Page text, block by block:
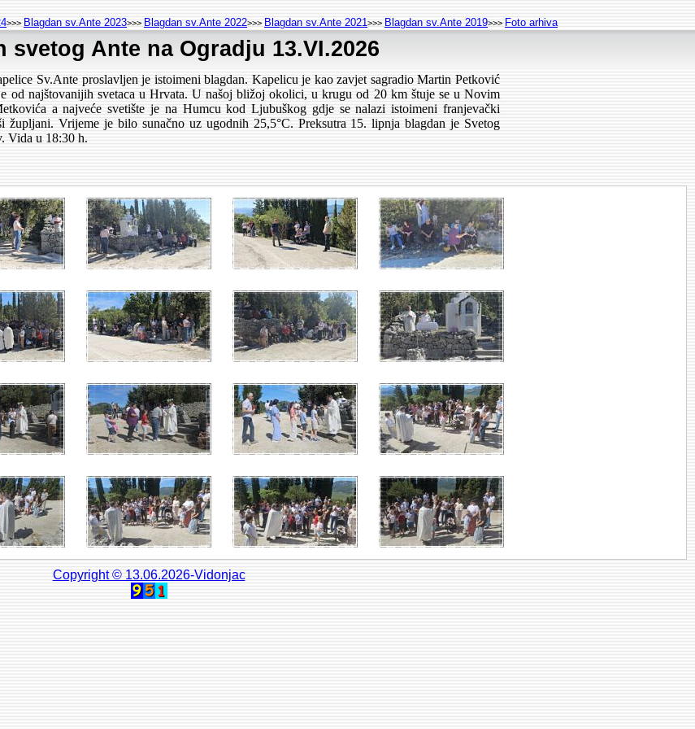
>>> Blagdan sv.Ante 2023>>> Blagdan sv.Ante 2022>>> Blagdan sv.Ante 2021>>> Blagdan sv.Ante 2019>>> Foto arhiva
svetog Ante na Ogradju 13.VI.2026
Sv.Ante proslavljen je istoimeni blagdan. Kapelicu je kao zavjet sagradio Martin Petković
od najštovanijih svetaca u Hrvata. U našoj bližoj okolici, u krugu od 20 km štuje se u Novim
a najveće svetište je na Humcu kod Ljubuškog gdje se nalazi istoimeni franjevački
župljani. Vrijeme je bilo sunačno uz ugodnih 25,5°C. Preksutra 15. lipnja blagdan je Svetog
Vida u 18:30 h.
Copyright © 13.06.2026-Vidonjac